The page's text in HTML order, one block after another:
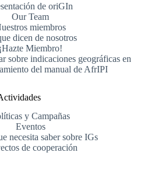
de oriGIn
Our Team
miembros
dicen de nosotros
¡Hazte Miembro!
sobre indicaciones geográficas en
del manual de AfrIPI
y Campañas
Eventos
necesita saber sobre IGs
de cooperación